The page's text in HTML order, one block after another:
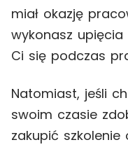
miał okazję
wykonasz
Ci się podczas
Natomiast, jeśli
swoim czasie
zakupić